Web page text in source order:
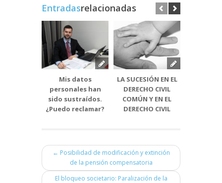
Entradasrelacionadas
Mis datos
personales han
sido sustraídos.
¿Puedo reclamar?
LA SUCESIÓN EN EL
DERECHO CIVIL
COMÚN Y EN EL
DERECHO CIVIL
← Posibilidad de modificación y extinción
de la pensión compensatoria
El bloqueo societario: Paralización de la